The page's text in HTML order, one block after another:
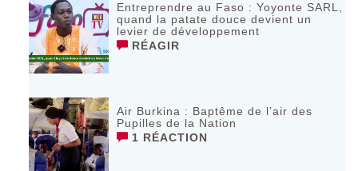
Entreprendre au Faso : Yoyonte SARL,
quand la patate douce devient un
levier de développement
RÉAGIR
Air Burkina : Baptême de l’air des
Pupilles de la Nation
1 RÉACTION